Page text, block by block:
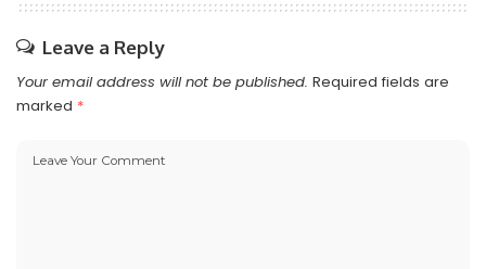
Leave a Reply
Your email address will not be published. Required fields are
marked *